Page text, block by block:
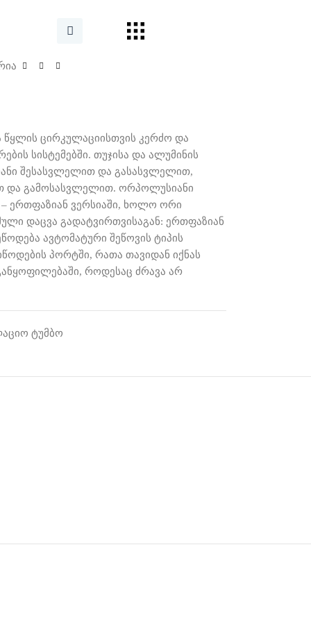
წყლის ცირკულაციისთვის კერძო და
სისტემებში. თუჯისა და ალუმინის
შესასვლელით და გასასვლელით,
და გამოსასვლელით. ორპოლუსიანი
– ერთფაზიან ვერსიაში, ხოლო ორი
დაცვა გადატვირთვისაგან: ერთფაზიან
ავტომატური შეწოვის ტიპის
პორტში, რათა თავიდან იქნას
როდესაც ძრავა არ
ტუმბო